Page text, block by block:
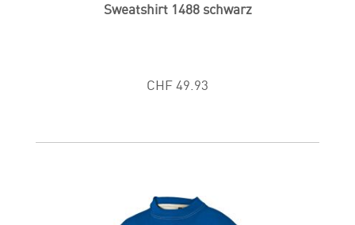
Sweatshirt 1488 schwarz
CHF 49.93